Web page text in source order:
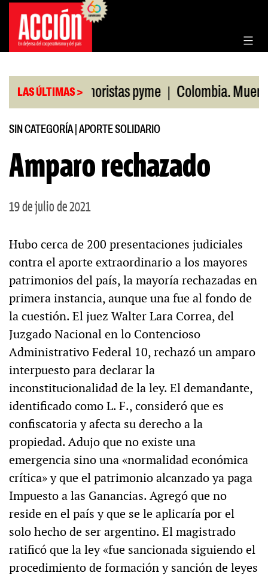
Saltar
contenido
LAS ÚLTIMAS >
ventas minoristas pyme | Colombia. Muertos
SIN CATEGORÍA| APORTE SOLIDARIO
Amparo rechazado
19 de julio de 2021
Hubo cerca de 200 presentaciones judiciales
contra el aporte extraordinario a los mayores
patrimonios del país, la mayoría rechazadas en
primera instancia, aunque una fue al fondo de
la cuestión. El juez Walter Lara Correa, del
Juzgado Nacional en lo Contencioso
Administrativo Federal 10, rechazó un amparo
interpuesto para declarar la
inconstitucionalidad de la ley. El demandante,
identificado como L. F., consideró que es
confiscatoria y afecta su derecho a la
propiedad. Adujo que no existe una
emergencia sino una «normalidad económica
crítica» y que el patrimonio alcanzado ya paga
Impuesto a las Ganancias. Agregó que no
reside en el país y que se le aplicaría por el
solo hecho de ser argentino. El magistrado
ratificó que la ley «fue sancionada siguiendo el
procedimiento de formación y sanción de leyes